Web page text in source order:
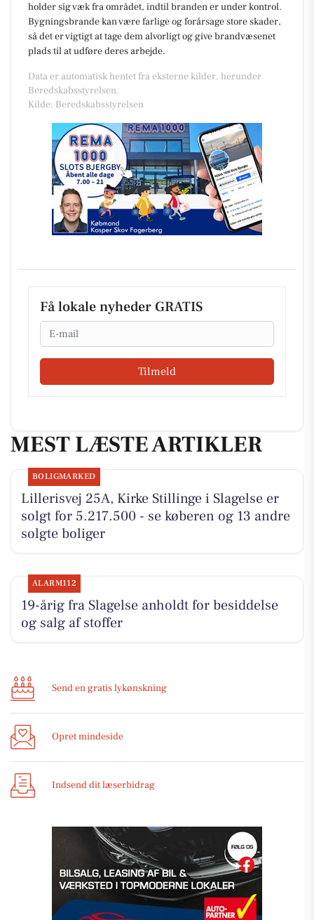
holder sig væk fra området, indtil branden er under kontrol.
Bygningsbrande kan være farlige og forårsage store skader,
så det er vigtigt at tage dem alvorligt og give brandvæsenet
plads til at udføre deres arbejde.
Data er automatisk hentet fra eksterne kilder, herunder
Beredskabsstyrelsen.
Kilde: Beredskabsstyrelsen
Få lokale nyheder GRATIS
Email
Tilmeld
MEST LÆSTE ARTIKLER
BOLIGMARKED
Lillerisvej 25A, Kirke Stillinge i Slagelse er
solgt for 5.217.500 - se køberen og 13 andre
solgte boliger
ALARM112
19-årig fra Slagelse anholdt for besiddelse
og salg af stoffer
Send en gratis lykønskning
Opret mindeside
Indsend dit læserbidrag